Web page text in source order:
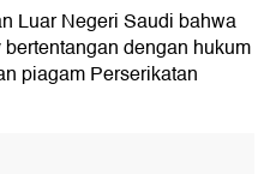
Luar Negeri Saudi bahwa
dengan hukum
piagam Perserikatan